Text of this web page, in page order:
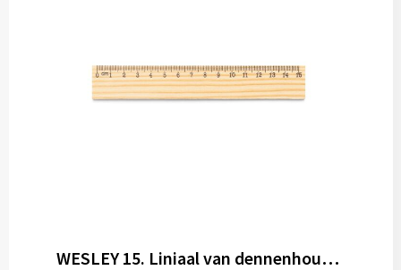
WESLEY 15. Liniaal van dennenhout met schaal van 15 cm